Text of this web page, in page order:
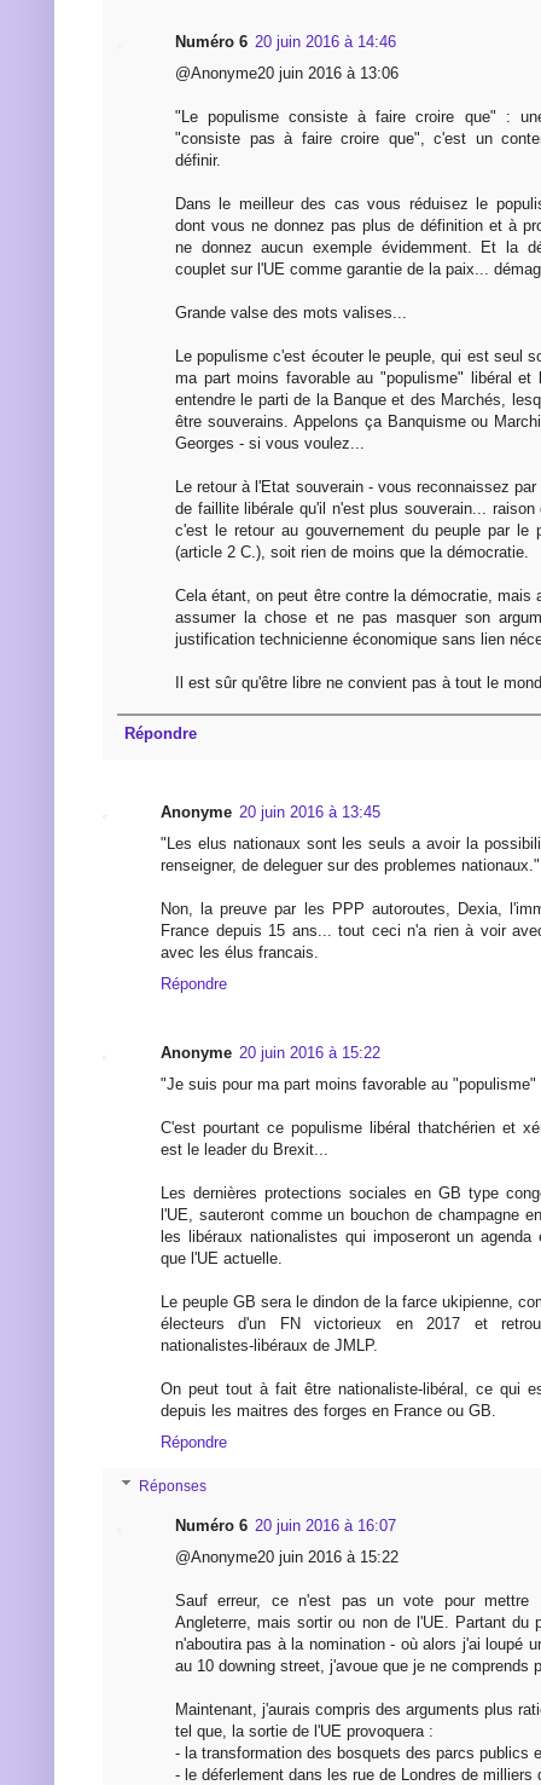
Numéro 6 20 juin 2016 à 14:46
@Anonyme20 juin 2016 à 13:06
"Le populisme consiste à faire croire que" :
"consiste pas à faire croire que", c'est un
définir.
Dans le meilleur des cas vous réduisez le
dont vous ne donnez pas plus de définition et à
ne donnez aucun exemple évidemment. Et la
couplet sur l'UE comme garantie de la paix...
Grande valse des mots valises...
Le populisme c'est écouter le peuple, qui est seul
ma part moins favorable au "populisme" libéral et
entendre le parti de la Banque et des Marchés,
être souverains. Appelons ça Banquisme ou
Georges - si vous voulez...
Le retour à l'Etat souverain - vous reconnaissez
de faillite libérale qu'il n'est plus souverain...
c'est le retour au gouvernement du peuple par le
(article 2 C.), soit rien de moins que la démocratie.
Cela étant, on peut être contre la démocratie, mais
assumer la chose et ne pas masquer son
justification technicienne économique sans lien
Il est sûr qu'être libre ne convient pas à tout le
Répondre
Anonyme 20 juin 2016 à 13:45
"Les elus nationaux sont les seuls a avoir la
renseigner, de deleguer sur des problemes nationaux."
Non, la preuve par les PPP autoroutes, Dexia,
France depuis 15 ans... tout ceci n'a rien à voir
avec les élus francais.
Répondre
Anonyme 20 juin 2016 à 15:22
"Je suis pour ma part moins favorable au "populisme"
C'est pourtant ce populisme libéral thatchérien et
est le leader du Brexit...
Les dernières protections sociales en GB type
l'UE, sauteront comme un bouchon de champagne
les libéraux nationalistes qui imposeront un agenda
que l'UE actuelle.
Le peuple GB sera le dindon de la farce ukipienne,
électeurs d'un FN victorieux en 2017 et
nationalistes-libéraux de JMLP.
On peut tout à fait être nationaliste-libéral, ce qui
depuis les maitres des forges en France ou GB.
Répondre
Réponses
Numéro 6 20 juin 2016 à 16:07
@Anonyme20 juin 2016 à 15:22
Sauf erreur, ce n'est pas un vote pour mettre
Angleterre, mais sortir ou non de l'UE. Partant du
n'aboutira pas à la nomination - où alors j'ai loupé
au 10 downing street, j'avoue que je ne comprends
Maintenant, j'aurais compris des arguments plus
tel que, la sortie de l'UE provoquera :
- la transformation des bosquets des parcs publics
- le déferlement dans les rue de Londres de milliers